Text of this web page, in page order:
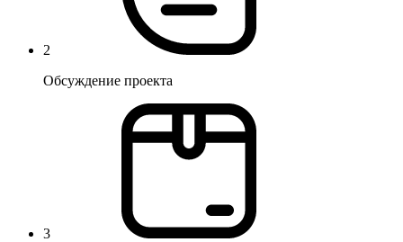
2
Обсуждение проекта
3